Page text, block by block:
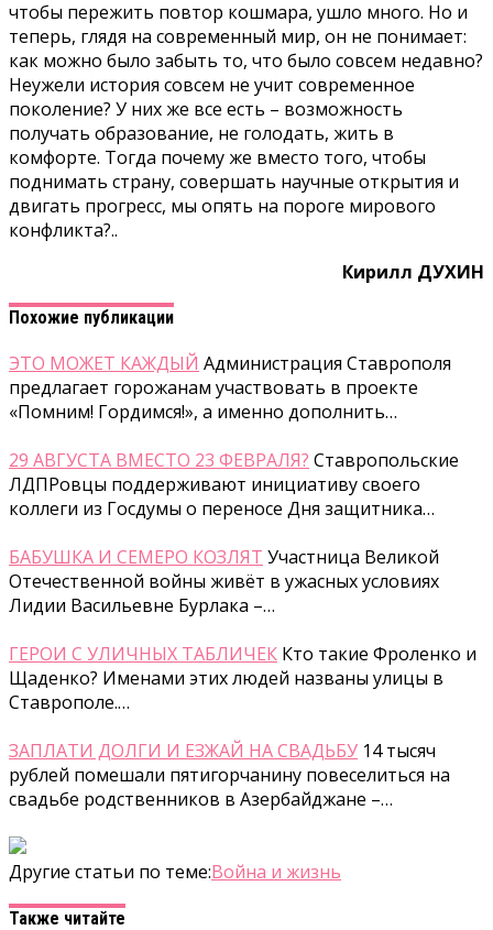
чтобы пережить повтор кошмара, ушло много. Но и
теперь, глядя на современный мир, он не понимает:
как можно было забыть то, что было совсем недавно?
Неужели история совсем не учит современное
поколение? У них же все есть – возможность
получать образование, не голодать, жить в
комфорте. Тогда почему же вместо того, чтобы
поднимать страну, совершать научные открытия и
двигать прогресс, мы опять на пороге мирового
конфликта?..
Кирилл ДУХИН
Похожие публикации
ЭТО МОЖЕТ КАЖДЫЙ Администрация Ставрополя
предлагает горожанам участвовать в проекте
«Помним! Гордимся!», а именно дополнить…
29 АВГУСТА ВМЕСТО 23 ФЕВРАЛЯ? Ставропольские
ЛДПРовцы поддерживают инициативу своего
коллеги из Госдумы о переносе Дня защитника…
БАБУШКА И СЕМЕРО КОЗЛЯТ Участница Великой
Отечественной войны живёт в ужасных условиях
Лидии Васильевне Бурлака –…
ГЕРОИ С УЛИЧНЫХ ТАБЛИЧЕК Кто такие Фроленко и
Щаденко? Именами этих людей названы улицы в
Ставрополе.…
ЗАПЛАТИ ДОЛГИ И ЕЗЖАЙ НА СВАДЬБУ 14 тысяч
рублей помешали пятигорчанину повеселиться на
свадьбе родственников в Азербайджане –…
Другие статьи по теме:Война и жизнь
Также читайте